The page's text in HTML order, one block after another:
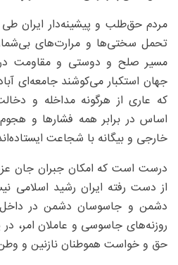
مردم حق‌طلب و پیشینه‌دار ایران
تحمل سختی‌ها و مرارت‌های
مسیر صلح و دوستی و مقاومت در
جهان استکبار می‌کوشند جامعه‌ای
که عاری از هرگونه مداخله و
اساس در برابر همه فشارها و
خارجی و بیگانه با شجاعت
درست است که امکان جبران جان
از دست رفته ایران رشید اسلامی
دشمن و جاسوسان دشمن در
روزنه‌های جاسوسی و عاملان امر،
حق و خواست هموطنان نازنین و